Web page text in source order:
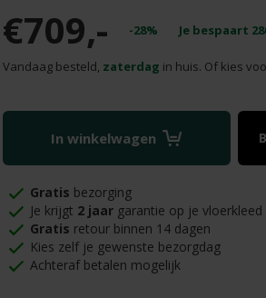
€709,- -28% Je bespaart
Vandaag besteld, zaterdag in huis. Of kies
In winkelwagen
Gratis bezorging
Je krijgt 2 jaargarantie op je vloerkleed
Gratis retour binnen 14 dagen
Kies zelf je gewenste bezorgdag
Achteraf betalen mogelijk